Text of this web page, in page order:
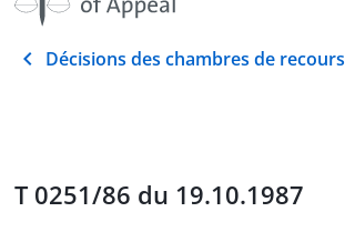
Décisions des chambres de recours
T 0251/86 du 19.10.1987